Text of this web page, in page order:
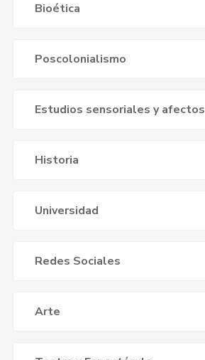
Bioética
Poscolonialismo
Estudios sensoriales y afectos
Historia
Universidad
Redes Sociales
Arte